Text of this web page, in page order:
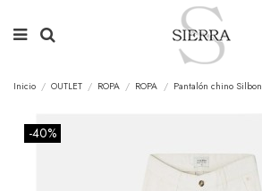
Inicio OUTLET ROPA ROPA Pantalón chino Silbon
-40%